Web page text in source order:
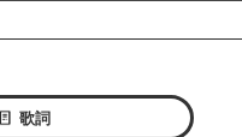
歌詞